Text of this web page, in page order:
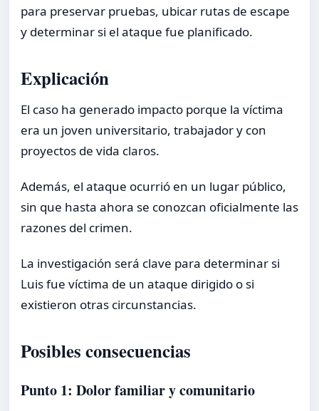
para preservar pruebas, ubicar rutas de escape
y determinar si el ataque fue planificado.
Explicación
El caso ha generado impacto porque la víctima
era un joven universitario, trabajador y con
proyectos de vida claros.
Además, el ataque ocurrió en un lugar público,
sin que hasta ahora se conozcan oficialmente las
razones del crimen.
La investigación será clave para determinar si
Luis fue víctima de un ataque dirigido o si
existieron otras circunstancias.
Posibles consecuencias
Punto 1: Dolor familiar y comunitario